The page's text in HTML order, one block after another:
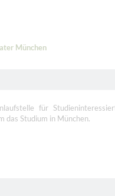
München
für
das Studium in München.